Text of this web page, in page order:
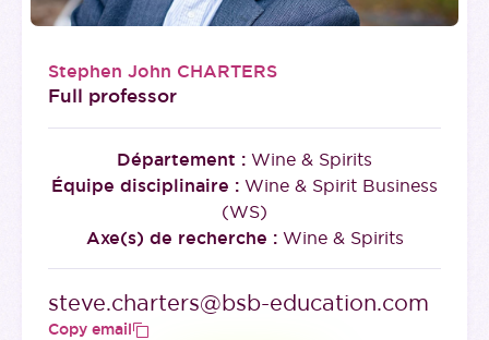
Stephen John CHARTERS
Full professor
Département : Wine & Spirits
Équipe disciplinaire : Wine & Spirit Business
(WS)
Axe(s) de recherche : Wine & Spirits
steve.charters@bsb-education.com
Copy email